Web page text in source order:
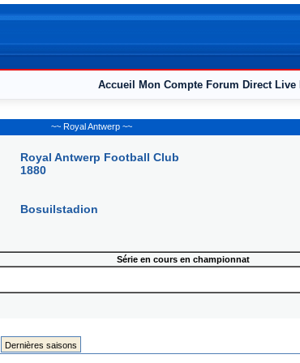
Accueil Mon Compte Forum Direct Live
~~ Royal Antwerp ~~
Royal Antwerp Football Club
1880
Bosuilstadion
Série en cours en championnat
Dernières saisons